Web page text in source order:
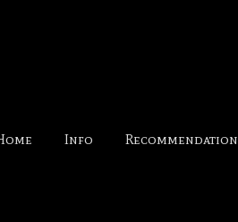
Info Recommendation